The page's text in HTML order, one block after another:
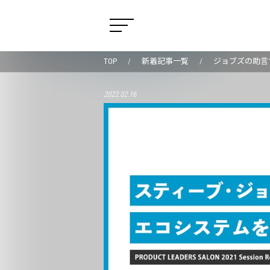
TOP 新着記事一覧 ジョブズの助
2022.02.16